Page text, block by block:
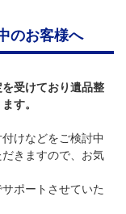
のお客様へ
受けており遺品整
す。
けなどをご検討中
きますので、お気
ポートさせていた